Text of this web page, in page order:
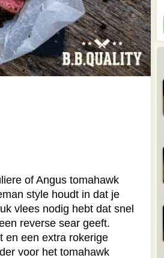
of Angus tomahawk
style houdt in dat je
vlees nodig hebt dat snel
reverse sear geeft.
en een extra rokerige
voor het tomahawk